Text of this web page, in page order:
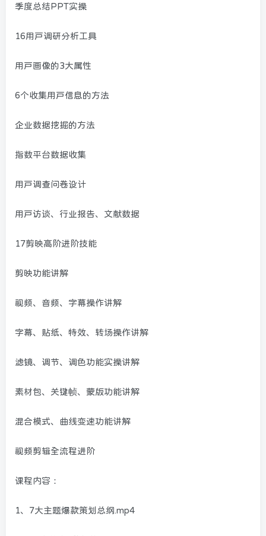
季度总结PPT实操
16用户调研分析工具
用户画像的3大属性
6个收集用户信息的方法
企业数据挖掘的方法
指数平台数据收集
用户调查问卷设计
用户访谈、行业报告、文献数据
17剪映高阶进阶技能
剪映功能讲解
视频、音频、字幕操作讲解
字幕、贴纸、特效、转场操作讲解
滤镜、调节、调色功能实操讲解
素材包、关键帧、蒙版功能讲解
混合模式、曲线变速功能讲解
视频剪辑全流程进阶
课程内容：
1、7大主题爆款策划总纲.mp4